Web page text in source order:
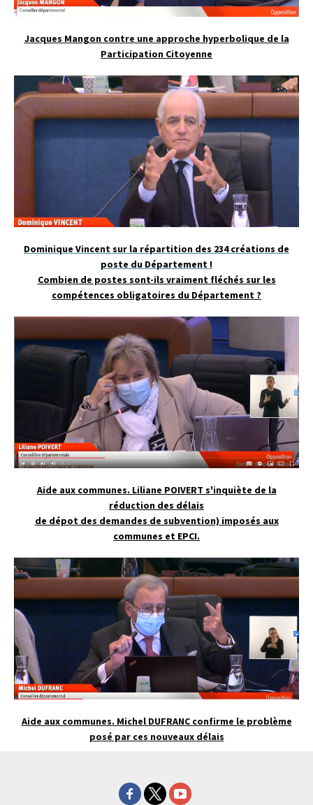
Jacques Mangon contre une approche hyperbolique de la
Participation Citoyenne
Dominique Vincent sur la répartition des 234 créations de
poste du Département !
Combien de postes sont-ils vraiment fléchés sur les
compétences obligatoires du Département ?
Aide aux communes. Liliane POIVERT s'inquiète de la
réduction des délais
de dépot des demandes de subvention) imposés aux
communes et EPCI.
Aide aux communes. Michel DUFRANC confirme le problème
posé par ces nouveaux délais